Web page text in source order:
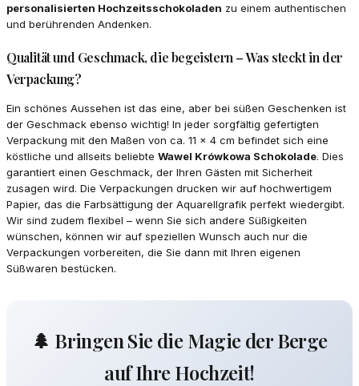
personalisierten Hochzeitsschokoladen zu einem authentischen
und berührenden Andenken.
Qualität und Geschmack, die begeistern – Was steckt in der
Verpackung?
Ein schönes Aussehen ist das eine, aber bei süßen Geschenken ist
der Geschmack ebenso wichtig! In jeder sorgfältig gefertigten
Verpackung mit den Maßen von ca. 11 x 4 cm befindet sich eine
köstliche und allseits beliebte Wawel Krówkowa Schokolade. Dies
garantiert einen Geschmack, der Ihren Gästen mit Sicherheit
zusagen wird. Die Verpackungen drucken wir auf hochwertigem
Papier, das die Farbsättigung der Aquarellgrafik perfekt wiedergibt.
Wir sind zudem flexibel – wenn Sie sich andere Süßigkeiten
wünschen, können wir auf speziellen Wunsch auch nur die
Verpackungen vorbereiten, die Sie dann mit Ihren eigenen
Süßwaren bestücken.
🌲 Bringen Sie die Magie der Berge
auf Ihre Hochzeit!